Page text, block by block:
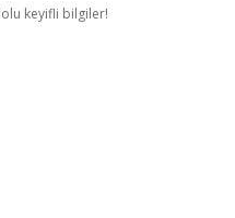
keyifli bilgiler!